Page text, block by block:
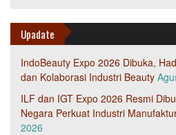
Upadate
IndoBeauty Expo 2026 Dibuka,
dan Kolaborasi Industri Beauty
ILF dan IGT Expo 2026 Resmi
Negara Perkuat Industri
2026